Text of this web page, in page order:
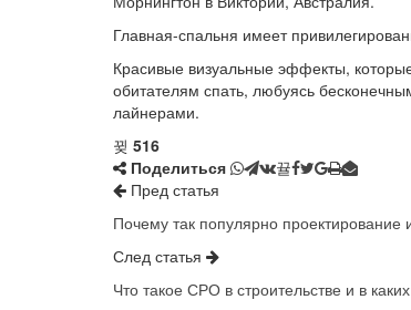
Главная-спальня имеет
Красивые визуальные эффекты,
обитателям спать, любуясь
лайнерами.
516
Поделиться
Пред статья
Почему так популярно проектирование
След статья
Что такое СРО в строительстве и в